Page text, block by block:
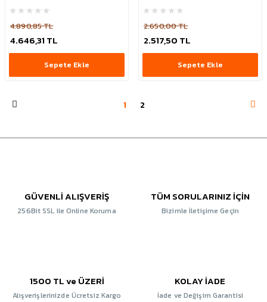
4.890,85 TL
4.646,31 TL
Sepete Ekle
2.650,00 TL
2.517,50 TL
Sepete Ekle
1 2
GÜVENLİ ALIŞVERİŞ
256Bit SSL ile Online Koruma
TÜM SORULARINIZ İÇİN
Bizimle İletişime Geçin
1500 TL ve ÜZERİ
Alışverişlerinizde Ücretsiz Kargo
KOLAY İADE
İade ve Değişim Garantisi